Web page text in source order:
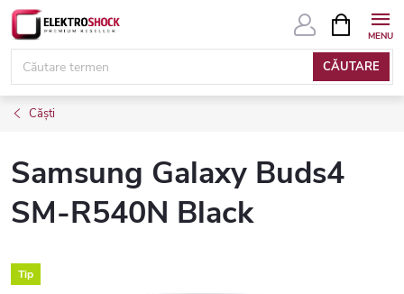
Treci
conținut
CĂUTARE
COŞ
DE
Căști
Samsung Galaxy Buds4
SM-R540N Black
Tip